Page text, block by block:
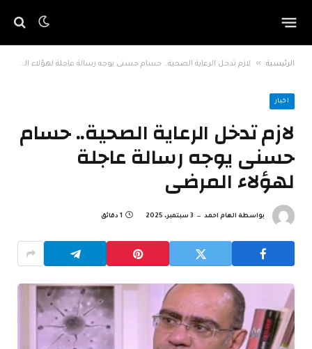
الرئيسية » لازم تدخل الرعاية الصحية.. حسام حسنى يوجه رسالة عاجلة لهؤلاء المرضى
اخبار
لازم تدخل الرعاية الصحية.. حسام
حسنى يوجه رسالة عاجلة
لهؤلاء المرضى
بواسطة الهام احمد 3 سبتمبر، 2025 1 دقائق